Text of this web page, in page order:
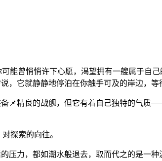
能曾悄悄许下心愿，渴望拥有一艘属于自
它就静静地停泊在你触手可及的岸边，等
📌精良的战舰，但它有着自己独特的气质
探索的向往。
压力，都如潮水般退去，取而代之的是一